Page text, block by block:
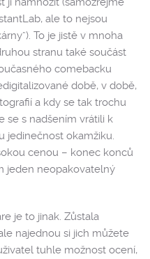
ale to nejsou
To je jistě v mnoha
stranu také součást
comebacku
době, v době,
a kdy se tak trochu
se s nadšením vrátili k
jedinečnost okamžiku.
cenou – konec konců
jeden neopakovatelný
je to jinak. Zůstala
najednou si jich můžete
tuhle možnost ocení,